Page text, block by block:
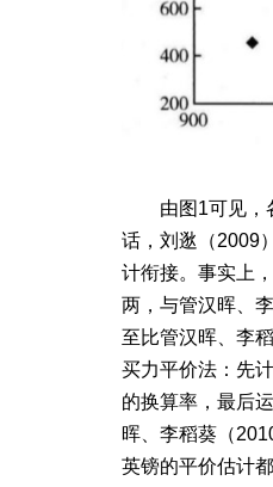
由图1可见，
话，刘逖（2009
计衔接。事实上
两，与管汉晖、
至比管汉晖、李
买力平价法：先
的换算率，最后
晖、李稻葵（
英镑的平价估计